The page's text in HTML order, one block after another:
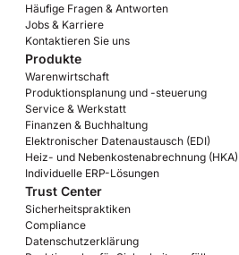
Häufige Fragen & Antworten
Jobs & Karriere
Kontaktieren Sie uns
Produkte
Warenwirtschaft
Produktionsplanung und -steuerung
Service & Werkstatt
Finanzen & Buchhaltung
Elektronischer Datenaustausch (EDI)
Heiz- und Nebenkostenabrechnung (HKA)
Individuelle ERP-Lösungen
Trust Center
Sicherheitspraktiken
Compliance
Datenschutzerklärung